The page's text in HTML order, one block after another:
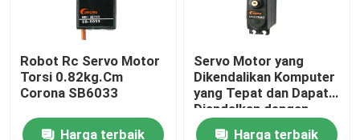
Robot Rc Servo Motor
Torsi 0.82kg.Cm
Corona SB6033
Harga terbaik
Servo Motor yang
Dikendalikan Komputer
yang Tepat dan Dapat
Diandalkan dengan
Perlindungan IP54
Harga terbaik